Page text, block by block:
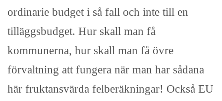
ordinarie budget i så fall och inte till en
tilläggsbudget. Hur skall man få
kommunerna, hur skall man få övre
förvaltning att fungera när man har sådana
här fruktansvärda felberäkningar! Också EU